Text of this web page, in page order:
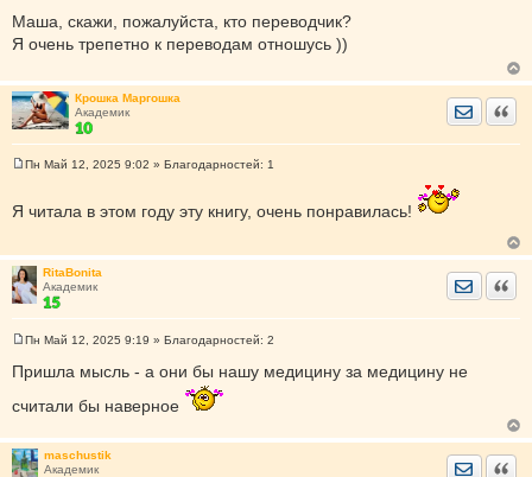
о
б
н
и
е
Маша, скажи, пожалуйста, кто переводчик?
Я очень трепетно к переводам отношусь ))
Крошка Маргошка
Академик
б
н
и
е
Пн Май 12, 2025 9:02 » Благодарностей: 1
Я читала в этом году эту книгу, очень понравилась!
RitaBonita
Академик
о
щ
н
и
е
Пн Май 12, 2025 9:19 » Благодарностей: 2
Пришла мысль - а они бы нашу медицину за медицину не
считали бы наверное
maschustik
Академик